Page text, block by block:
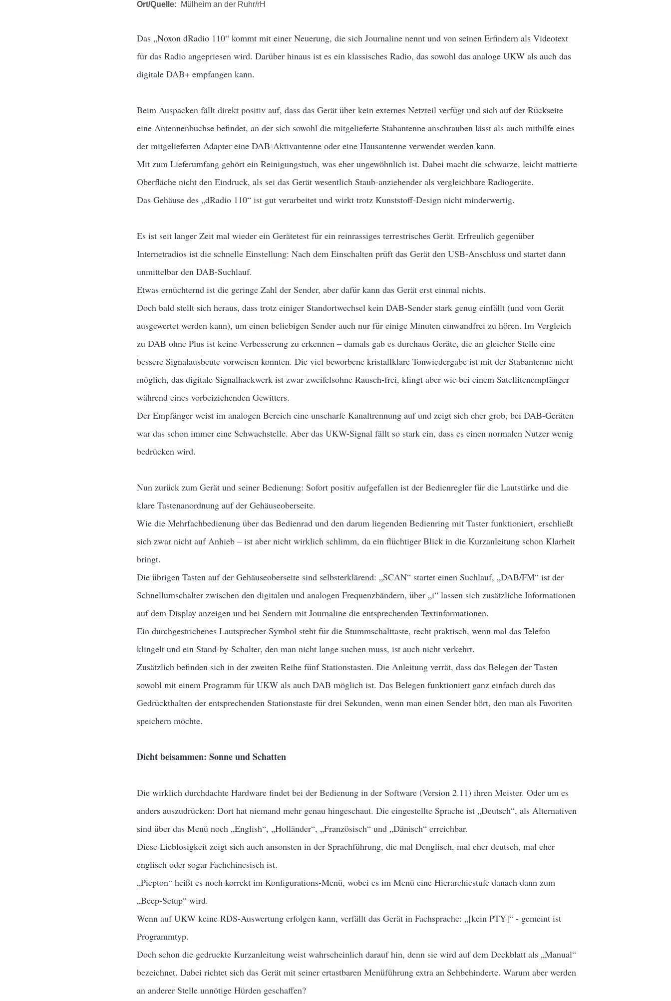
Ort/Quelle Mülheim an der Ruhr/rH
Das „Noxon dRadio 110“ kommt mit einer Neuerung, die sich Journaline nennt und von seinen Erfindern als Videotext
für das Radio angepriesen wird. Darüber hinaus ist es ein klassisches Radio, das sowohl das analoge UKW als auch das
digitale DAB+ empfangen kann.
Beim Auspacken fällt direkt positiv auf, dass das Gerät über kein externes Netzteil verfügt und sich auf der Rückseite
eine Antennenbuchse befindet, an der sich sowohl die mitgelieferte Stabantenne anschrauben lässt als auch mithilfe eines
der mitgelieferten Adapter eine DAB-Aktivantenne oder eine Hausantenne verwendet werden kann.
Mit zum Lieferumfang gehört ein Reinigungstuch, was eher ungewöhnlich ist. Dabei macht die schwarze, leicht mattierte
Oberfläche nicht den Eindruck, als sei das Gerät wesentlich Staub-anziehender als vergleichbare Radiogeräte.
Das Gehäuse des „dRadio 110“ ist gut verarbeitet und wirkt trotz Kunststoff-Design nicht minderwertig.
Es ist seit langer Zeit mal wieder ein Gerätetest für ein reinrassiges terrestrisches Gerät. Erfreulich gegenüber
Internetradios ist die schnelle Einstellung: Nach dem Einschalten prüft das Gerät den USB-Anschluss und startet dann
unmittelbar den DAB-Suchlauf.
Etwas ernüchternd ist die geringe Zahl der Sender, aber dafür kann das Gerät erst einmal nichts.
Doch bald stellt sich heraus, dass trotz einiger Standortwechsel kein DAB-Sender stark genug einfällt (und vom Gerät
ausgewertet werden kann), um einen beliebigen Sender auch nur für einige Minuten einwandfrei zu hören. Im Vergleich
zu DAB ohne Plus ist keine Verbesserung zu erkennen – damals gab es durchaus Geräte, die an gleicher Stelle eine
bessere Signalausbeute vorweisen konnten. Die viel beworbene kristallklare Tonwiedergabe ist mit der Stabantenne nicht
möglich, das digitale Signalhackwerk ist zwar zweifelsohne Rausch-frei, klingt aber wie bei einem Satellitenempfänger
während eines vorbeiziehenden Gewitters.
Der Empfänger weist im analogen Bereich eine unscharfe Kanaltrennung auf und zeigt sich eher grob, bei DAB-Geräten
war das schon immer eine Schwachstelle. Aber das UKW-Signal fällt so stark ein, dass es einen normalen Nutzer wenig
bedrücken wird.
Nun zurück zum Gerät und seiner Bedienung: Sofort positiv aufgefallen ist der Bedienregler für die Lautstärke und die
klare Tastenanordnung auf der Gehäuseoberseite.
Wie die Mehrfachbedienung über das Bedienrad und den darum liegenden Bedienring mit Taster funktioniert, erschließt
sich zwar nicht auf Anhieb – ist aber nicht wirklich schlimm, da ein flüchtiger Blick in die Kurzanleitung schon Klarheit
bringt.
Die übrigen Tasten auf der Gehäuseoberseite sind selbsterklärend: „SCAN“ startet einen Suchlauf, „DAB/FM“ ist der
Schnellumschalter zwischen den digitalen und analogen Frequenzbändern, über „i“ lassen sich zusätzliche Informationen
auf dem Display anzeigen und bei Sendern mit Journaline die entsprechenden Textinformationen.
Ein durchgestrichenes Lautsprecher-Symbol steht für die Stummschalttaste, recht praktisch, wenn mal das Telefon
klingelt und ein Stand-by-Schalter, den man nicht lange suchen muss, ist auch nicht verkehrt.
Zusätzlich befinden sich in der zweiten Reihe fünf Stationstasten. Die Anleitung verrät, dass das Belegen der Tasten
sowohl mit einem Programm für UKW als auch DAB möglich ist. Das Belegen funktioniert ganz einfach durch das
Gedrückthalten der entsprechenden Stationstaste für drei Sekunden, wenn man einen Sender hört, den man als Favoriten
speichern möchte.
Dicht beisammen: Sonne und Schatten
Die wirklich durchdachte Hardware findet bei der Bedienung in der Software (Version 2.11) ihren Meister. Oder um es
anders auszudrücken: Dort hat niemand mehr genau hingeschaut. Die eingestellte Sprache ist „Deutsch“, als Alternativen
sind über das Menü noch „English“, „Holländer“, „Französisch“ und „Dänisch“ erreichbar.
Diese Lieblosigkeit zeigt sich auch ansonsten in der Sprachführung, die mal Denglisch, mal eher deutsch, mal eher
englisch oder sogar Fachchinesisch ist.
„Piepton“ heißt es noch korrekt im Konfigurations-Menü, wobei es im Menü eine Hierarchiestufe danach dann zum
„Beep-Setup“ wird.
Wenn auf UKW keine RDS-Auswertung erfolgen kann, verfällt das Gerät in Fachsprache: „[kein PTY]“ - gemeint ist
Programmtyp.
Doch schon die gedruckte Kurzanleitung weist wahrscheinlich darauf hin, denn sie wird auf dem Deckblatt als „Manual“
bezeichnet. Dabei richtet sich das Gerät mit seiner ertastbaren Menüführung extra an Sehbehinderte. Warum aber werden
an anderer Stelle unnötige Hürden geschaffen?